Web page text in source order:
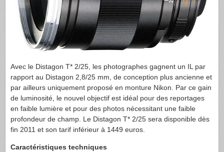
Avec le Distagon T* 2/25, les photographes gagnent un IL par
rapport au Distagon 2,8/25 mm, de conception plus ancienne et
par ailleurs uniquement proposé en monture Nikon. Par ce gain
de luminosité, le nouvel objectif est idéal pour des reportages
en faible lumière et pour des photos nécessitant une faible
profondeur de champ. Le Distagon T* 2/25 sera disponible dès
fin 2011 et son tarif inférieur à 1449 euros.
Caractéristiques techniques